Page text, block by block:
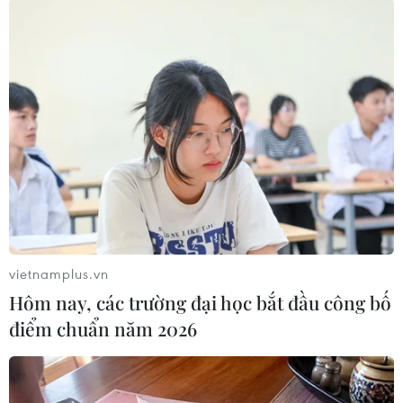
mà quốc gia đứng đầu là Mỹ.
(TTXVN/Vietnam+)
vietnamplus.vn
Hôm nay, các trường đại học bắt đầu công bố
điểm chuẩn năm 2026